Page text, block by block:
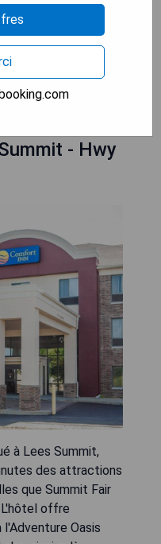
repas en plein air
- Hwy
à Lees Summit,
des attractions
que Summit Fair
offre
Oasis